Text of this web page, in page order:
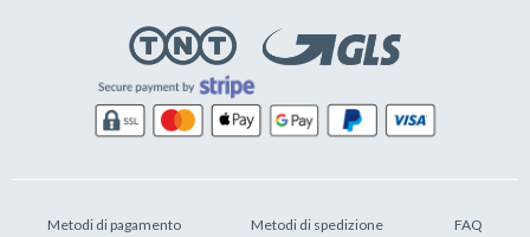
Metodi di pagamento Metodi di spedizione FAQ